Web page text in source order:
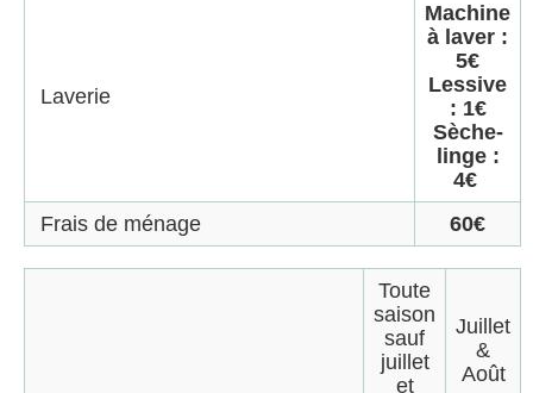
Laverie
Machine
à laver :
5€
Lessive
: 1€
Sèche-
linge :
4€
Frais de ménage
60€
Toute
saison
sauf
juillet
et
Juillet
&
Août